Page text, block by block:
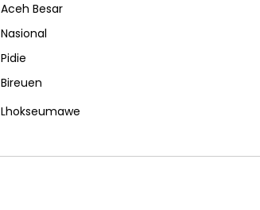
Aceh Besar
Nasional
Pidie
Bireuen
Lhokseumawe